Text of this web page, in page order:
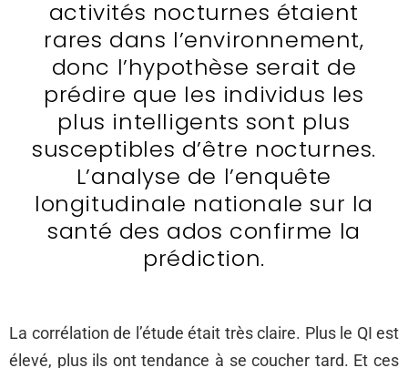
activités nocturnes étaient
rares dans l’environnement,
donc l’hypothèse serait de
prédire que les individus les
plus intelligents sont plus
susceptibles d’être nocturnes.
L’analyse de l’enquête
longitudinale nationale sur la
santé des ados confirme la
prédiction.
La corrélation de l’étude était très claire. Plus le QI est
élevé, plus ils ont tendance à se coucher tard. Et ces